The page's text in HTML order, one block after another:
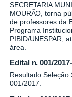
SECRETARIA
MOURÃO, torna
de professores da
Programa
PIBID/UNESPAR,
área.
Edital n. 001/
Resultado Seleção
001/2017.